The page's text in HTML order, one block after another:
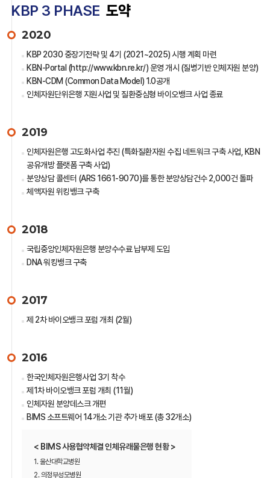
KBP 3 PHASE 도약
2020
KBP 2030 중장기전략 및 4기 (2021~2025) 시행 계획 마련
KBN-Portal (http://www.kbn.re.kr/) 운영 개시 (질병기반 인체자원 분양)
KBN-CDM (Common Data Model) 1.0공개
인체자원단위은행 지원사업 및 질환중심형 바이오뱅크 사업 종료
2019
인체자원은행 고도화사업 추진 (특화질환자원 수집 네트워크 구축 사업, KBN
공유개방 플랫폼 구축 사업)
분양상담 콜센터 (ARS 1661-9070)를 통한 분양상담건수 2,000건 돌파
체액자원 위킹뱅크 구축
2018
국립중앙인체자원은행 분양수수료 납부제 도입
DNA 워킹뱅크 구축
2017
제 2차 바이오뱅크 포럼 개최 (2월)
2016
한국인체자원은행사업 3기 착수
제1차 바이오뱅크 포럼 개최 (11월)
인체자원 분양데스크 개편
BIMS 소프트웨어 14개소 기관 추가 배포 (총 32개소)
< BIMS 사용협약체결 인체유래물은행 현황 >
1. 울산대학교병원
2. 의정부성모병원